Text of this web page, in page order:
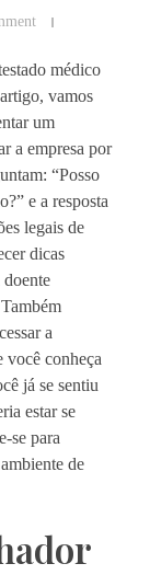
médico
vamos
um
a empresa por
“Posso
e a resposta
legais de
dicas
a
você conheça
já se sentiu
estar se
se para
de